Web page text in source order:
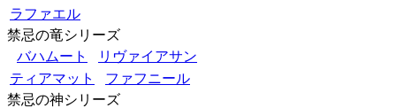
ラファエル
禁忌の竜シリーズ
バハムート
リヴァイアサン
ティアマット
ファフニール
禁忌の神シリーズ